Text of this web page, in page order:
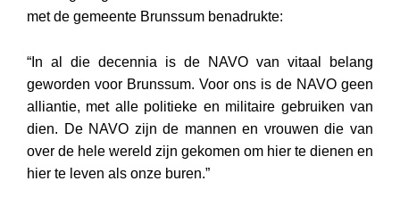
met de gemeente Brunssum benadrukte:
“In al die decennia is de NAVO van vitaal belang
geworden voor Brunssum. Voor ons is de NAVO geen
alliantie, met alle politieke en militaire gebruiken van
dien. De NAVO zijn de mannen en vrouwen die van
over de hele wereld zijn gekomen om hier te dienen en
hier te leven als onze buren.”